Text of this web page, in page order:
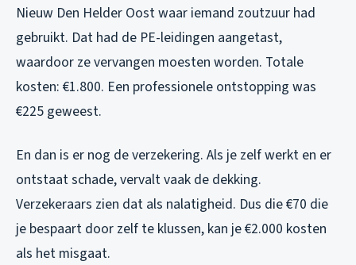
Nieuw Den Helder Oost waar iemand zoutzuur had
gebruikt. Dat had de PE-leidingen aangetast,
waardoor ze vervangen moesten worden. Totale
kosten: €1.800. Een professionele ontstopping was
€225 geweest.
En dan is er nog de verzekering. Als je zelf werkt en er
ontstaat schade, vervalt vaak de dekking.
Verzekeraars zien dat als nalatigheid. Dus die €70 die
je bespaart door zelf te klussen, kan je €2.000 kosten
als het misgaat.